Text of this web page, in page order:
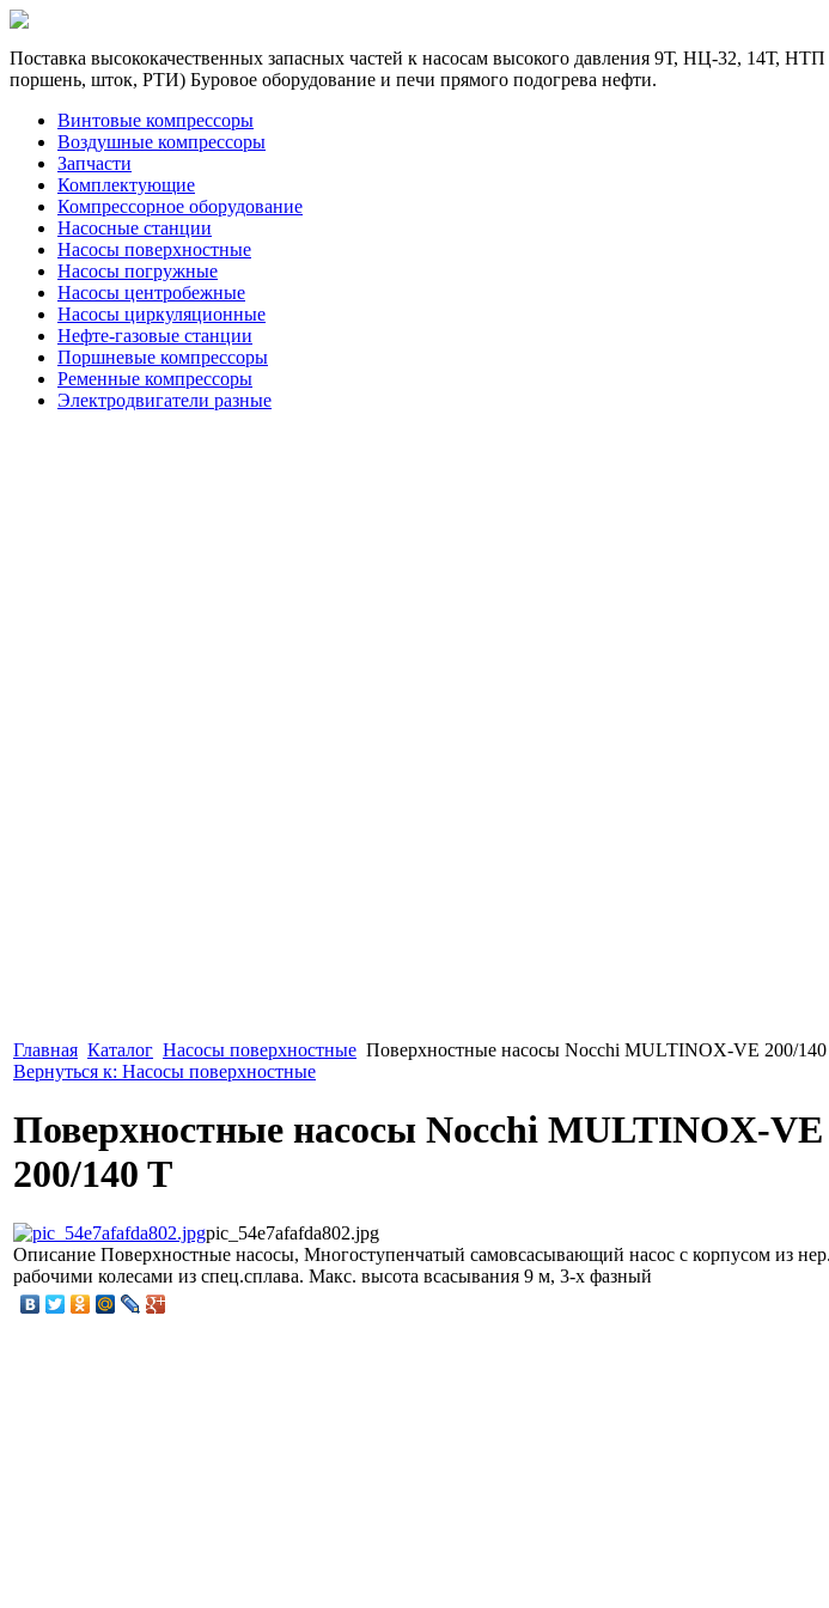
Поставка высококачественных запасных частей к насосам высокого давления 9Т, НЦ-32, 14Т,
поршень, шток, РТИ) Буровое оборудование и печи прямого подогрева нефти.
Винтовые компрессоры
Воздушные компрессоры
Запчасти
Комплектующие
Компрессорное оборудование
Насосные станции
Насосы поверхностные
Насосы погружные
Насосы центробежные
Насосы циркуляционные
Нефте-газовые станции
Поршневые компрессоры
Ременные компрессоры
Электродвигатели разные
Главная Каталог Насосы поверхностные Поверхностные насосы Nocchi MULTINOX-VE 200/
Вернуться к: Насосы поверхностные
Поверхностные насосы Nocchi MULTINOX-VE
200/140 T
pic_54e7afafda802.jpg
Описание Поверхностные насосы, Многоступенчатый самовсасывающий насос с корпусом из
рабочими колесами из спец.сплава. Макс. высота всасывания 9 м, 3-х фазный